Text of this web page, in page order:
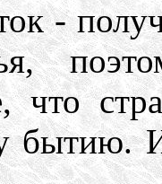
-
что
бытию.